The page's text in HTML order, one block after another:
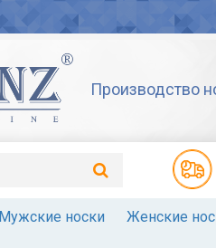
Производство
Мужские носки Женские